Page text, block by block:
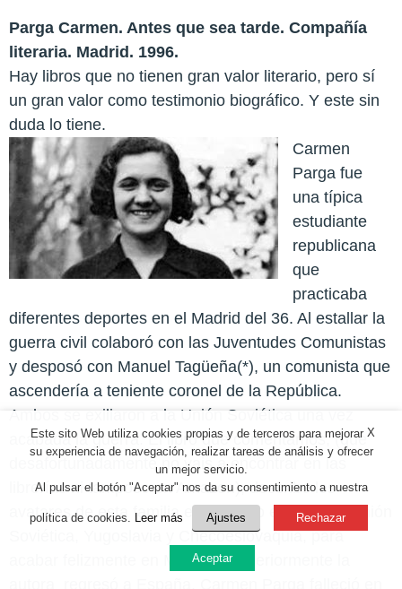
Parga Carmen. Antes que sea tarde. Compañía
literaria. Madrid. 1996.
Hay libros que no tienen gran valor literario, pero sí
un gran valor como testimonio biográfico. Y este sin
duda lo tiene.
Carmen
Parga fue
una típica
estudiante
republicana
que
practicaba
diferentes deportes en el Madrid del 36. Al estallar la
guerra civil colaboró con las Juventudes Comunistas
y desposó con Manuel Tagüeña(*), un comunista que
ascendería a teniente coronel de la República.
Ambos se exiliaron a la Unión Soviética una vez
acabada la guerra. El libro que comentamos, (que
desafortunadamente no vais a encontrar en las
librerías ni tampoco en Amazon), describe los
avatares de esta familia en un largo exilio en la Unión
Soviética, Yugoslavia y Checoeslovaquia, para
acabar felizmente en México. Posteriormente la
X
Este sito Web utiliza cookies propias y de terceros para mejorar
su experiencia de navegación, realizar tareas de análisis y ofrecer
un mejor servicio.
Al pulsar el botón "Aceptar" nos da su consentimiento a nuestra
política de cookies. Leer más Ajustes Rechazar
Aceptar